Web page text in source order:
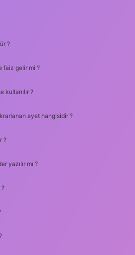
?
faiz gelir mi ?
kullanılır ?
ayet hangisidir ?
?
yazılır mı ?
?